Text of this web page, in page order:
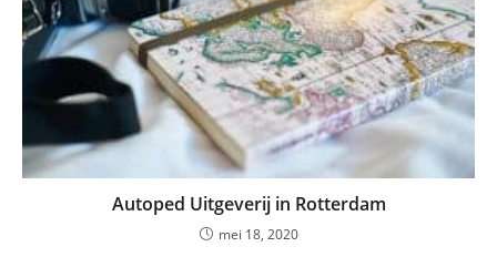
Autoped Uitgeverij in Rotterdam
mei 18, 2020